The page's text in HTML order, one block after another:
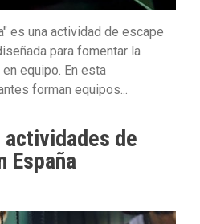
es una actividad de escape
para fomentar la
equipo. En esta
forman equipos...
actividades de
España